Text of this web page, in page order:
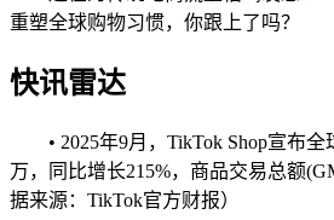
重塑全球购物习惯，你跟上了吗？
快讯雷达
• 2025年9月，TikTok Shop宣布
万，同比增长215%，商品交易总额
据来源：TikTok官方财报）